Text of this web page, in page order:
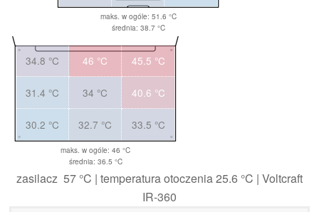
maks. w ogóle: 51.6 °C
średnia: 38.7 °C
34.8 °C 46 °C 45.5 °C
31.4 °C 34 °C 40.6 °C
30.2 °C 32.7 °C 33.5 °C
maks. w ogóle: 46 °C
średnia: 36.5 °C
zasilacz 57 °C | temperatura otoczenia 25.6 °C | Voltcraft
IR-360